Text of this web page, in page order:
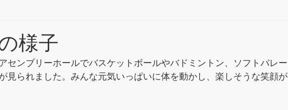
様子
センブリーホールでバスケットボールやバドミントン、ソフトバレー
見られました。みんな元気いっぱいに体を動かし、楽しそうな笑顔が